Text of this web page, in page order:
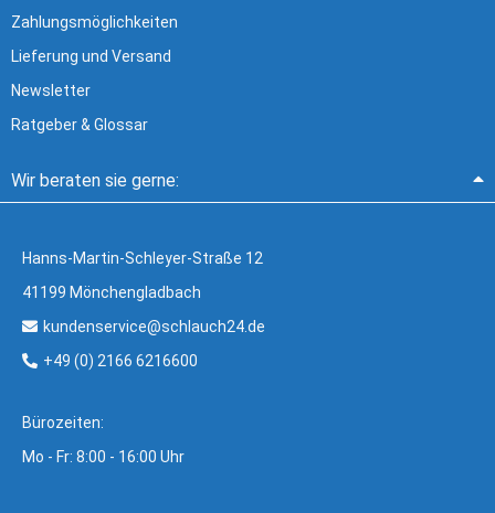
Zahlungsmöglichkeiten
Lieferung und Versand
Newsletter
Ratgeber & Glossar
Wir beraten sie gerne:
Hanns-Martin-Schleyer-Straße 12
41199 Mönchengladbach
kundenservice@schlauch24.de
+49 (0) 2166 6216600
Bürozeiten:
Mo - Fr: 8:00 - 16:00 Uhr